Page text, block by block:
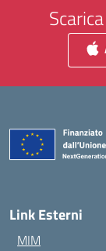
Link Esterni
MIM